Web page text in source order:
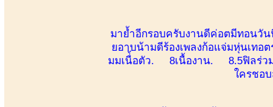
มาย้ำอีกรอบครับงานดีค่อตมีทอนวัน
ยอาบน้ามดีร้องเพลงก้อแจ่มหุ่นเทอ
มมเนื่้อตัว. 8เนื้องาน. 8.5ฟิลร่ว
ใครชอ